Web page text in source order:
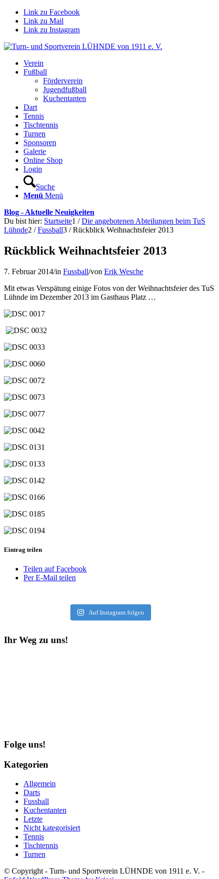
Link zu Facebook
Link zu Mail
Link zu Instagram
Verein
Fußball
Förderverein
Jugendfußball
Kuchentanten
Dart
Tennis
Tischtennis
Turnen
Sponsoren
Galerie
Online Shop
Login
Suche
Menü Menü
Blog - Aktuelle Neuigkeiten
Du bist hier: Startseite1 / Die angebotenen Abteilungen beim TuS
Lühnde2 / Fussball3 / Rückblick Weihnachtsfeier 2013
Rückblick Weihnachtsfeier 2013
7. Februar 2014/in Fussball/von Erik Wesche
Mit etwas Verspätung einige Fotos von der Weihnachtsfeier des TuS
Lühnde im Dezember 2013 im Gasthaus Platz …
Eintrag teilen
Teilen auf Facebook
Per E-Mail teilen
Auf Instagram folgen
Ihr Weg zu uns!
Folge uns!
Kategorien
Allgemein
Darts
Fussball
Kuchentanten
Letzte
Nicht kategorisiert
Tennis
Tischtennis
Turnen
© Copyright - Turn- und Sportverein LÜHNDE von 1911 e. V. -